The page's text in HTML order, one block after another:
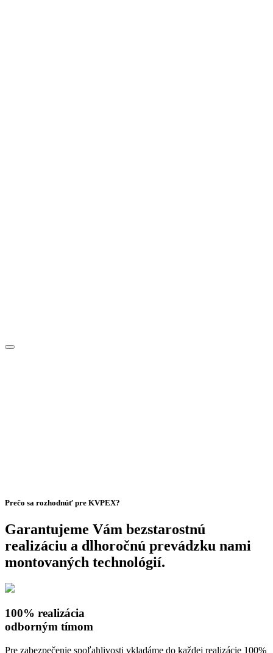
Prečo sa rozhodnúť pre KVPEX?
Garantujeme Vám bezstarostnú
realizáciu a dlhoročnú prevádzku nami
montovaných technológií.
100% realizácia
odborným tímom
Pre zabezpečenie spoľahlivosti vkladáme do každej realizácie 100%